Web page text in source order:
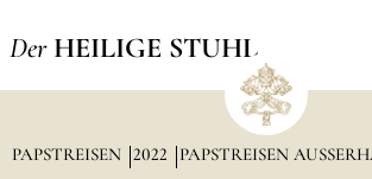
Der HEILIGE STUHL
PAPSTREISEN 2022 PAPSTREISEN